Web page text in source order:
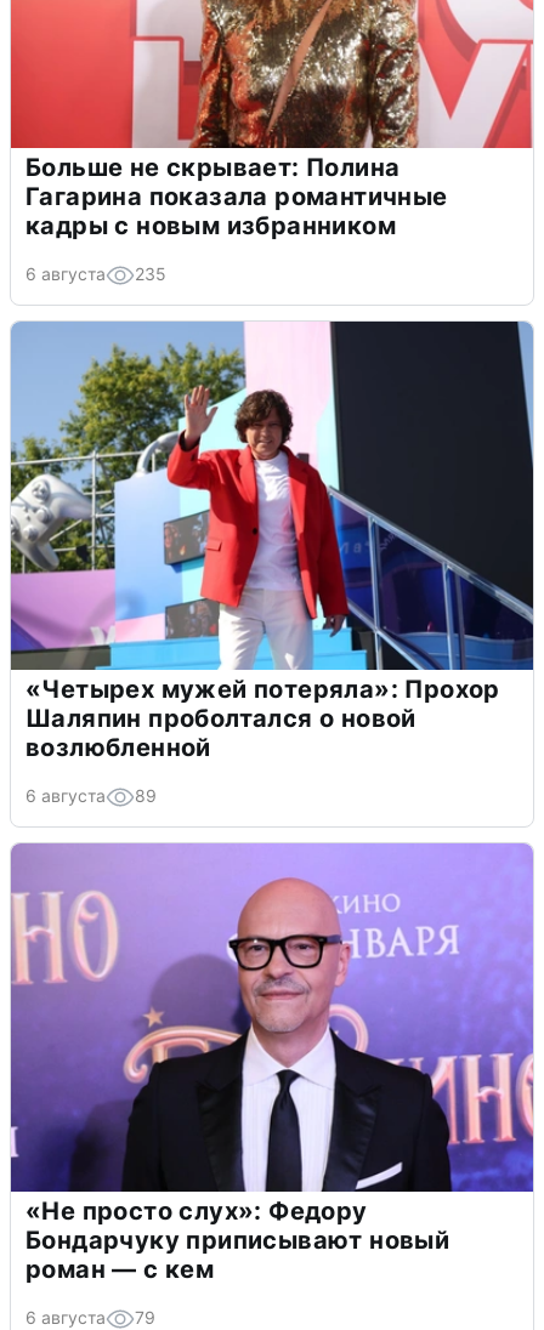
Больше не скрывает: Полина
Гагарина показала романтичные
кадры с новым избранником
6 августа 235
«Четырех мужей потеряла»: Прохор
Шаляпин проболтался о новой
возлюбленной
6 августа 89
«Не просто слух»: Федору
Бондарчуку приписывают новый
роман — с кем
6 августа 79